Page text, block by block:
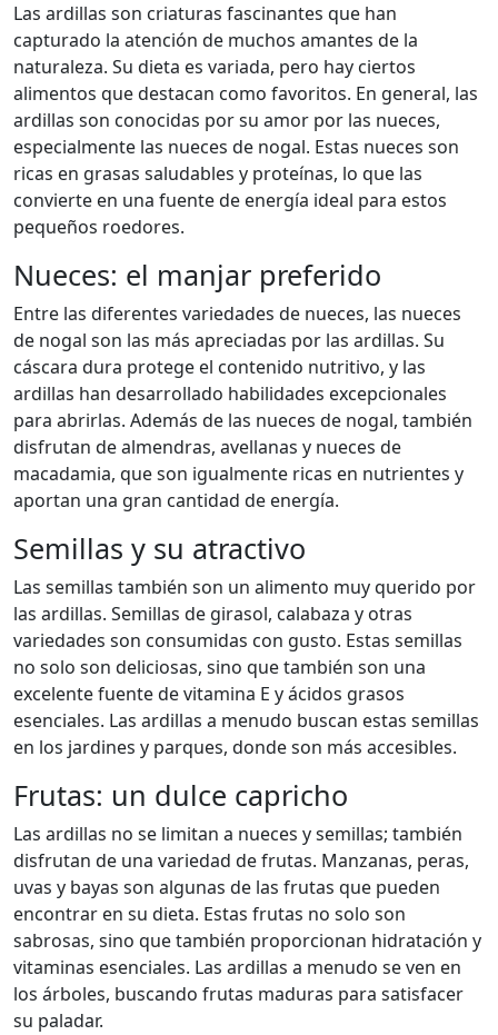
Las ardillas son criaturas fascinantes que han
capturado la atención de muchos amantes de la
naturaleza. Su dieta es variada, pero hay ciertos
alimentos que destacan como favoritos. En general, las
ardillas son conocidas por su amor por las nueces,
especialmente las nueces de nogal. Estas nueces son
ricas en grasas saludables y proteínas, lo que las
convierte en una fuente de energía ideal para estos
pequeños roedores.
Nueces: el manjar preferido
Entre las diferentes variedades de nueces, las nueces
de nogal son las más apreciadas por las ardillas. Su
cáscara dura protege el contenido nutritivo, y las
ardillas han desarrollado habilidades excepcionales
para abrirlas. Además de las nueces de nogal, también
disfrutan de almendras, avellanas y nueces de
macadamia, que son igualmente ricas en nutrientes y
aportan una gran cantidad de energía.
Semillas y su atractivo
Las semillas también son un alimento muy querido por
las ardillas. Semillas de girasol, calabaza y otras
variedades son consumidas con gusto. Estas semillas
no solo son deliciosas, sino que también son una
excelente fuente de vitamina E y ácidos grasos
esenciales. Las ardillas a menudo buscan estas semillas
en los jardines y parques, donde son más accesibles.
Frutas: un dulce capricho
Las ardillas no se limitan a nueces y semillas; también
disfrutan de una variedad de frutas. Manzanas, peras,
uvas y bayas son algunas de las frutas que pueden
encontrar en su dieta. Estas frutas no solo son
sabrosas, sino que también proporcionan hidratación y
vitaminas esenciales. Las ardillas a menudo se ven en
los árboles, buscando frutas maduras para satisfacer
su paladar.